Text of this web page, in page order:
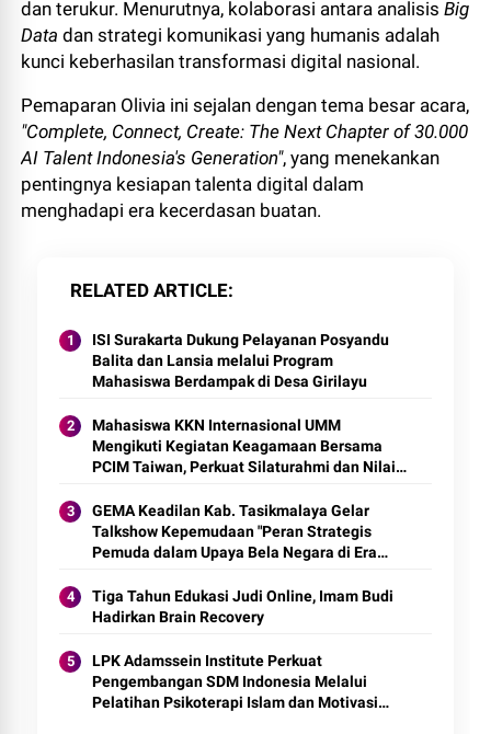
dan terukur. Menurutnya, kolaborasi antara analisisBig
Data dan strategi komunikasi yang humanis adalah
kunci keberhasilan transformasi digital nasional.
Pemaparan Olivia ini sejalan dengan tema besar acara,
"Complete, Connect, Create: The Next Chapter of 30.000
AI Talent Indonesia's Generation", yang menekankan
pentingnya kesiapan talenta digital dalam
menghadapi era kecerdasan buatan.
RELATED ARTICLE
ISI Surakarta Dukung Pelayanan Posyandu
Balita dan Lansia melalui Program
Mahasiswa Berdampak di Desa Girilayu
Mahasiswa KKN Internasional UMM
Mengikuti Kegiatan Keagamaan Bersama
PCIM Taiwan, Perkuat Silaturahmi dan Nilai
GEMA Keadilan Kab. Tasikmalaya Gelar
Talkshow Kepemudaan "Peran Strategis
Pemuda dalam Upaya Bela Negara di Era
Tiga Tahun Edukasi Judi Online, Imam Budi
Hadirkan Brain Recovery
LPK Adamssein Institute Perkuat
Pengembangan SDM Indonesia Melalui
Pelatihan Psikoterapi Islam dan Motivasi